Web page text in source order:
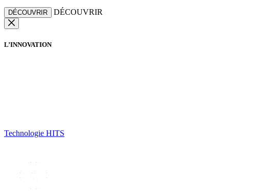
DÉCOUVRIR DÉCOUVRIR
L’INNOVATION
Technologie HITS